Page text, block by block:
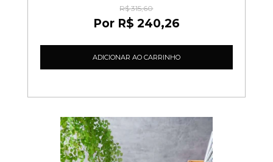
R$ 315,60
R$ 240,26
ADICIONAR AO CARRINHO